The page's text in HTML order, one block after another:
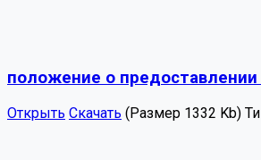
положение о
Открыть Скачать (Размер 1332 Kb)